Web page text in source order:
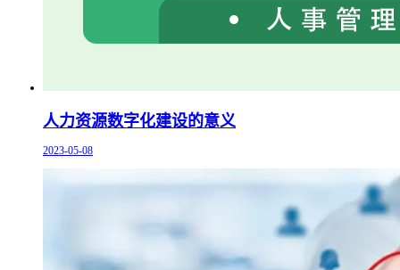
人力资源数字化建设的意义
2023-05-08